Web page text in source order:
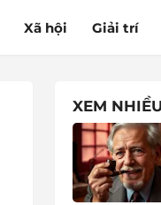
Xã hội Giải trí
XEM